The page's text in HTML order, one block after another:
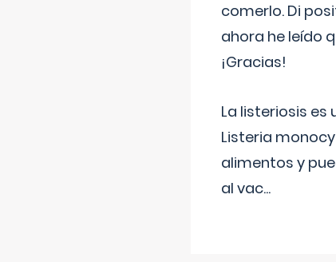
comerlo. Di
ahora he leído
¡Gracias!
La listeriosis es
Listeria
alimentos y
al vac...